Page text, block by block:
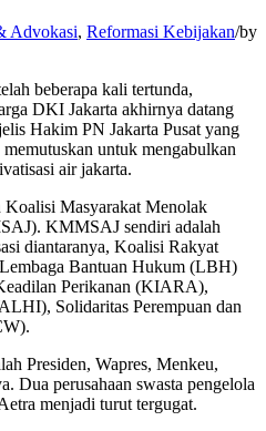
Advokasi, Reformasi Kebijakan/by
beberapa kali tertunda,
DKI Jakarta akhirnya datang
Hakim PN Jakarta Pusat yang
untuk mengabulkan
air jakarta.
Masyarakat Menolak
KMMSAJ sendiri adalah
diantaranya, Koalisi Rakyat
Bantuan Hukum (LBH)
Perikanan (KIARA),
Solidaritas Perempuan dan
Presiden, Wapres, Menkeu,
perusahaan swasta pengelola
menjadi turut tergugat.